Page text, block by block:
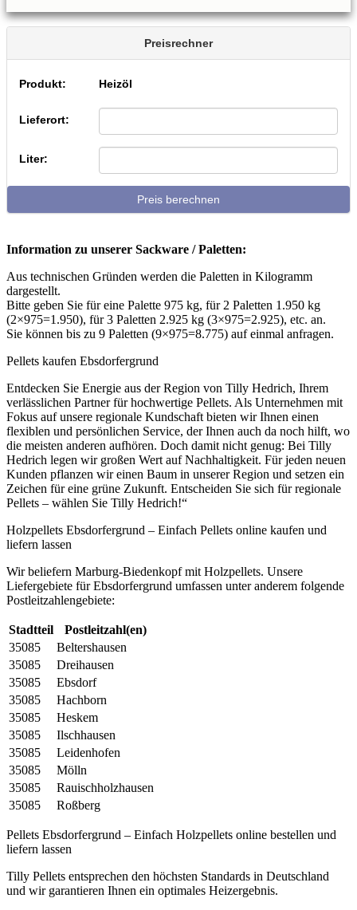
Preisrechner
Produkt: Heizöl
Lieferort:
Liter:
Preis berechnen
Information zu unserer Sackware / Paletten:
Aus technischen Gründen werden die Paletten in Kilogramm
dargestellt.
Bitte geben Sie für eine Palette 975 kg, für 2 Paletten 1.950 kg
(2×975=1.950), für 3 Paletten 2.925 kg (3×975=2.925), etc. an.
Sie können bis zu 9 Paletten (9×975=8.775) auf einmal anfragen.
Pellets kaufen Ebsdorfergrund
Entdecken Sie Energie aus der Region von Tilly Hedrich, Ihrem
verlässlichen Partner für hochwertige Pellets. Als Unternehmen mit
Fokus auf unsere regionale Kundschaft bieten wir Ihnen einen
flexiblen und persönlichen Service, der Ihnen auch da noch hilft, wo
die meisten anderen aufhören. Doch damit nicht genug: Bei Tilly
Hedrich legen wir großen Wert auf Nachhaltigkeit. Für jeden neuen
Kunden pflanzen wir einen Baum in unserer Region und setzen ein
Zeichen für eine grüne Zukunft. Entscheiden Sie sich für regionale
Pellets – wählen Sie Tilly Hedrich!“
Holzpellets Ebsdorfergrund – Einfach Pellets online kaufen und
liefern lassen
Wir beliefern Marburg-Biedenkopf mit Holzpellets. Unsere
Liefergebiete für Ebsdorfergrund umfassen unter anderem folgende
Postleitzahlengebiete:
Stadtteil
Postleitzahl(en)
35085
Beltershausen
35085
Dreihausen
35085
Ebsdorf
35085
Hachborn
35085
Heskem
35085
Ilschhausen
35085
Leidenhofen
35085
Mölln
35085
Rauischholzhausen
35085
Roßberg
Pellets Ebsdorfergrund – Einfach Holzpellets online bestellen und
liefern lassen
Tilly Pellets entsprechen den höchsten Standards in Deutschland
und wir garantieren Ihnen ein optimales Heizergebnis.